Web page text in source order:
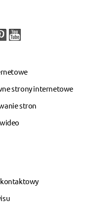
strony internetowe
stron